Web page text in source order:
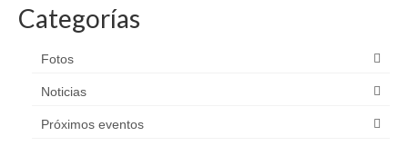
Categorías
Fotos
Noticias
Próximos eventos